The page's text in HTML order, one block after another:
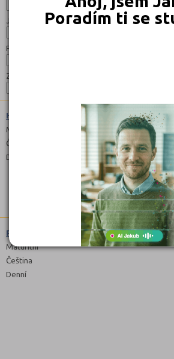
Poradím ti se
Jazyk:
Forma:
Zaměření:
Hotelnictví (6542M01)
Maturitní
Čeština
Denní
Pedagogické lyceum (7842M03)
Maturitní
Čeština
Denní